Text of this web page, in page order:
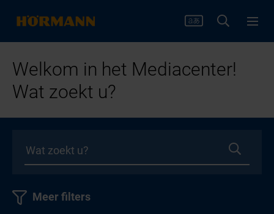
Welkom in het Mediacenter!
Wat zoekt u?
Meer filters